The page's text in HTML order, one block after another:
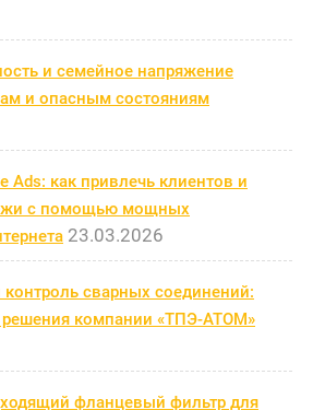
и семейное напряжение
и опасным состояниям
Ads: как привлечь клиентов и
с помощью мощных
23.03.2026
сварных соединений:
компании «ТПЭ-АТОМ»
фланцевый фильтр для